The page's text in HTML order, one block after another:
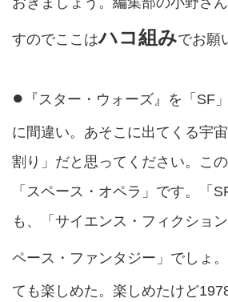
すのでここはハコ組みでお願
● 『スター・ウォーズ』を「SF
に間違い。あそこに出てくる宇
割り」だと思ってください。こ
「スペース・オペラ」です。「
も、「サイエンス・フィクショ
ペース・ファンタジー」でしょ。
ても楽しめた。楽しめたけど